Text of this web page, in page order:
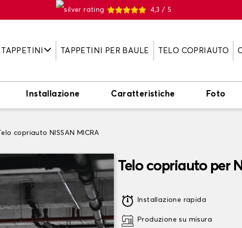
4,3 / 5
TAPPETINI TAPPETINI PER BAULE TELO COPRIAUTO
Installazione Caratteristiche Foto
Telo copriauto NISSAN MICRA
Telo copriauto per
Installazione rapida
Produzione su misura